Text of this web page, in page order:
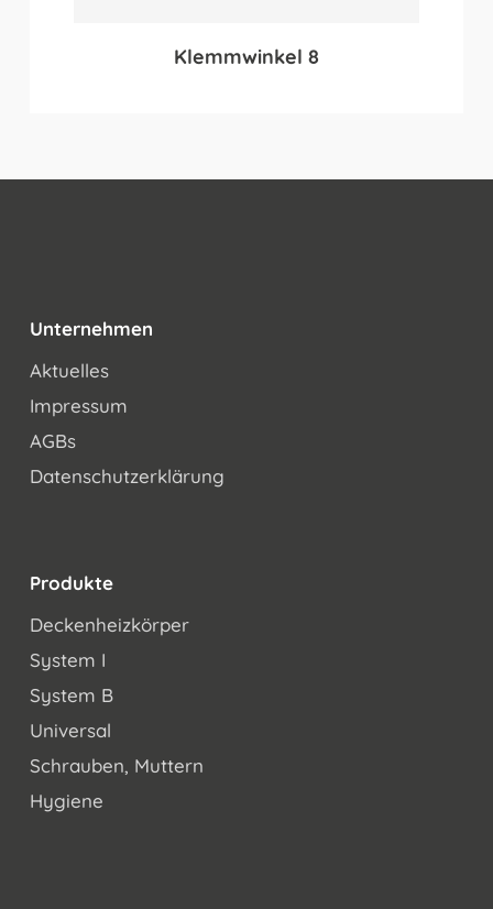
Klemmwinkel 8
Unternehmen
Aktuelles
Impressum
AGBs
Datenschutzerklärung
Produkte
Deckenheizkörper
System I
System B
Universal
Schrauben, Muttern
Hygiene